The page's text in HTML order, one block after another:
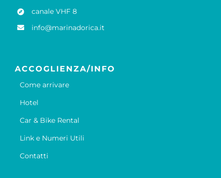
canale VHF 8
info@marinadorica.it
ACCOGLIENZA/INFO
Come arrivare
Hotel
Car & Bike Rental
Link e Numeri Utili
Contatti